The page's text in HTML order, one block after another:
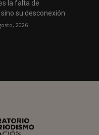
la falta de
su desconexión
2026